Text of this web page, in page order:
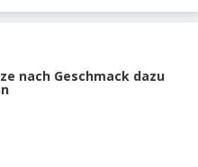
nach Geschmack dazu